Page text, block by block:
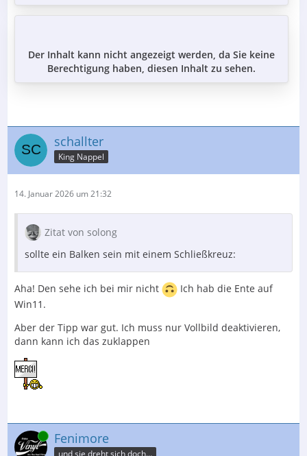
Der Inhalt kann nicht angezeigt werden, da Sie keine
Berechtigung haben, diesen Inhalt zu sehen.
schallter
King Nappel
14. Januar 2026 um 21:32
Zitat von solong
sollte ein Balken sein mit einem Schließkreuz:
Aha! Den sehe ich bei mir nicht
Ich hab die Ente auf
Win11.
Aber der Tipp war gut. Ich muss nur Vollbild deaktivieren,
dann kann ich das zuklappen
Online Fenimore